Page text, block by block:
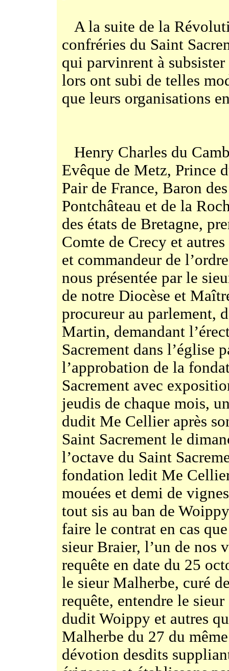
A la suite de la
confréries du Saint
qui parvinrent à
lors ont subi de telles
que leurs organisations
Henry Charles du
Evêque de Metz, Prince
Pair de France, Baron
Pontchâteau et de la
des états de Bretagne,
Comte de Crecy et
et commandeur de
nous présentée par le
de notre Diocèse et
procureur au parlement,
Martin, demandant
Sacrement dans l’église
l’approbation de la
Sacrement avec
jeudis de chaque mois,
dudit Me Cellier après
Saint Sacrement le
l’octave du Saint
fondation ledit Me
mouées et demi de
tout sis au ban de
faire le contrat en cas
sieur Braier, l’un de nos
requête en date du 25
le sieur Malherbe, curé
requête, entendre le
dudit Woippy et autres
Malherbe du 27 du
dévotion desdits